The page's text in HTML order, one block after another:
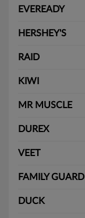
EVEREADY
HERSHEY'S
RAID
KIWI
MR MUSCLE
DUREX
VEET
FAMILY GUARD
DUCK